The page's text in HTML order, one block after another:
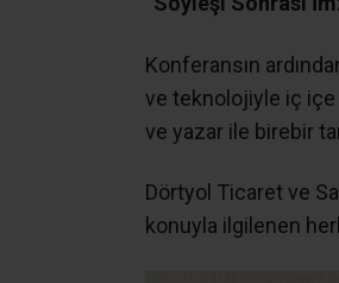
​Konferansın
ve teknolojiyle iç içe
ve yazar ile birebir
​Dörtyol Ticaret ve
konuyla ilgilenen